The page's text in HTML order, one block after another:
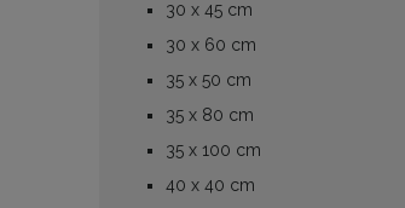
30 x 45 cm
30 x 60 cm
35 x 50 cm
35 x 80 cm
35 x 100 cm
40 x 40 cm